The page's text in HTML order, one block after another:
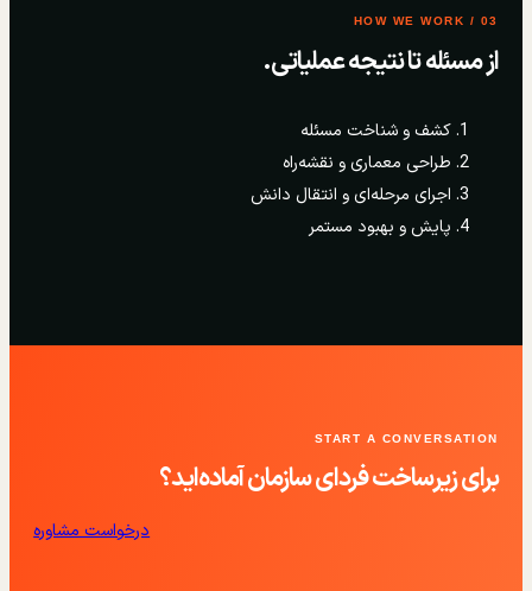
03 / HOW WE WORK
از مسئله تا نتیجه عملیاتی.
کشف و شناخت مسئله
طراحی معماری و نقشه‌راه
اجرای مرحله‌ای و انتقال دانش
پایش و بهبود مستمر
START A CONVERSATION
برای زیرساخت فردای سازمان آماده‌اید؟
درخواست مشاوره